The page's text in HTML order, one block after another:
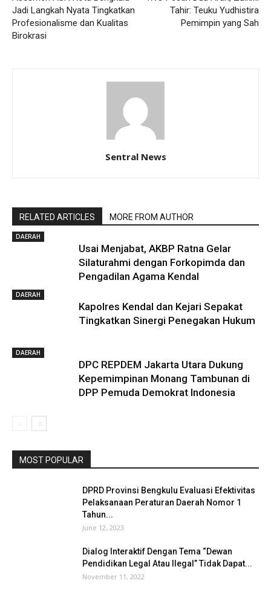
Jadi Langkah Nyata Tingkatkan
Profesionalisme dan Kualitas
Birokrasi
Tahir: Teuku Yudhistira
Pemimpin yang Sah
Sentral News
RELATED ARTICLES MORE FROM AUTHOR
DAERAH
Usai Menjabat, AKBP Ratna Gelar
Silaturahmi dengan Forkopimda dan
Pengadilan Agama Kendal
DAERAH
Kapolres Kendal dan Kejari Sepakat
Tingkatkan Sinergi Penegakan Hukum
DAERAH
DPC REPDEM Jakarta Utara Dukung
Kepemimpinan Monang Tambunan di
DPP Pemuda Demokrat Indonesia
MOST POPULAR
DPRD Provinsi Bengkulu Evaluasi Efektivitas
Pelaksanaan Peraturan Daerah Nomor 1
Tahun...
June 12, 2023
Dialog Interaktif Dengan Tema “Dewan
Pendidikan Legal Atau Ilegal” Tidak Dapat...
November 11, 2022